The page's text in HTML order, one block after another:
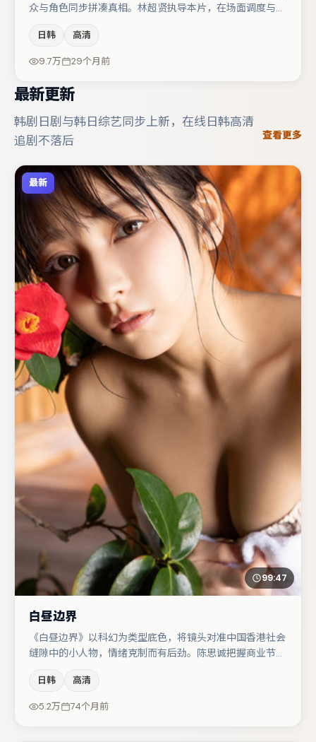
众与角色同步拼凑真相。林超贤执导本片，在场面调度与表
宇的对手戏构成全片情感锚点，黄渤则以细节塑造推动谜题
层层揭开。若你偏爱强类型与清晰主线，这部作品值得关
日韩 高清
9.7万 29个月前
最新更新
韩剧日剧与韩日综艺同步上新，在线日韩高清
追剧不落后
查看更多
最新
99:47
白昼边界
《白昼边界》以科幻为类型底色，将镜头对准中国香港社会
缝隙中的小人物，情绪克制而有后劲。陈思诚把握商业节奏
银在片中承担叙事驱动，马丽、雷佳音分别提供反差与喜
剧/悬疑调剂（视场次而定）。若你偏爱强类型与清晰主
日韩 高清
5.2万 74个月前